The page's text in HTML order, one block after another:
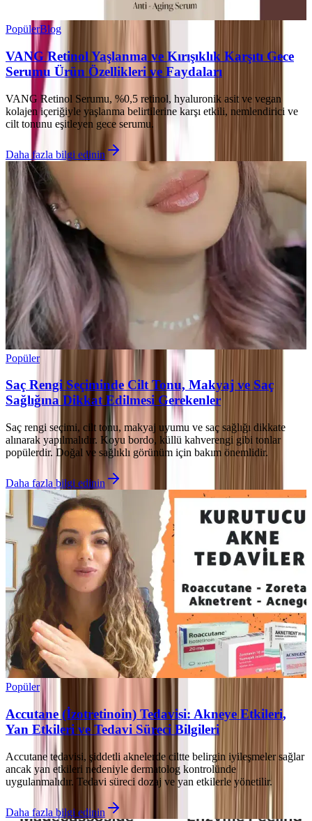
PopülerBlog
VANG Retinol Yaşlanma ve Kırışıklık Karşıtı Gece
Serumu Ürün Özellikleri ve Faydaları
VANG Retinol Serumu, %0,5 retinol, hyaluronik asit ve vegan
kolajen içeriğiyle yaşlanma belirtilerine karşı etkili, nemlendirici ve
cilt tonunu eşitleyen gece serumu.
Daha fazla bilgi edinin
Popüler
Saç Rengi Seçiminde Cilt Tonu, Makyaj ve Saç
Sağlığına Dikkat Edilmesi Gerekenler
Saç rengi seçimi, cilt tonu, makyaj uyumu ve saç sağlığı dikkate
alınarak yapılmalıdır. Koyu bordo, küllü kahverengi gibi tonlar
popülerdir. Doğal ve sağlıklı görünüm için bakım önemlidir.
Daha fazla bilgi edinin
Popüler
Accutane (İzotretinoin) Tedavisi: Akneye Etkileri,
Yan Etkileri ve Tedavi Süreci Bilgileri
Accutane tedavisi, şiddetli aknelerde ciltte belirgin iyileşmeler sağlar
ancak yan etkileri nedeniyle dermatolog kontrolünde
uygulanmalıdır. Tedavi süreci dozaj ve yan etkilerle yönetilir.
Daha fazla bilgi edinin